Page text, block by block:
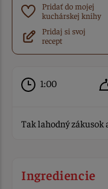
Pridať do mojej
kuchárskej knihy
Pridaj si svoj
recept
1:00
Tak lahodný zákusok
Ingrediencie